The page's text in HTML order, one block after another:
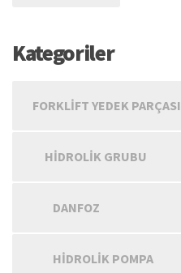
Kategoriler
FORKLIFT YEDEK PARÇASI
HIDROLIK GRUBU
DANFOZ
HIDROLIK POMPA